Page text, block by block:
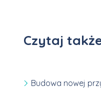
Czytaj
Budowa nowej